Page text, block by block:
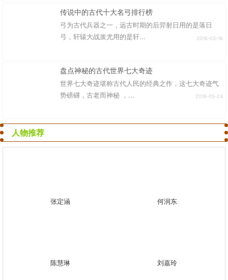
传说中的古代十大名弓排行榜
弓为古代兵器之一，远古时期的后羿射日用的是落日
弓，轩辕大战蚩尤用的是轩...
2016-03-16
盘点神秘的古代世界七大奇迹
世界七大奇迹堪称古代人民的经典之作，这七大奇迹气
势磅礴，古老而神秘 ，...
2016-05-24
人物推荐
张定涵 何润东
陈慧琳 刘嘉玲